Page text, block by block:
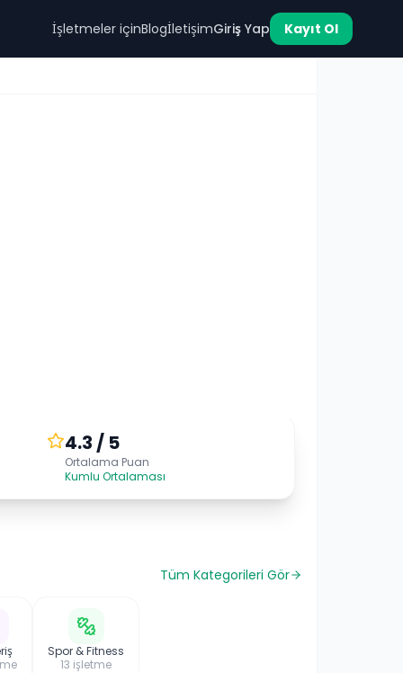
İşletmeler içinBlogİletişimGiriş Yap Kayıt Ol
4.3 / 5
Ortalama Puan
Kumlu Ortalaması
Tüm Kategorileri Gör
Spor & Fitness
13 işletme